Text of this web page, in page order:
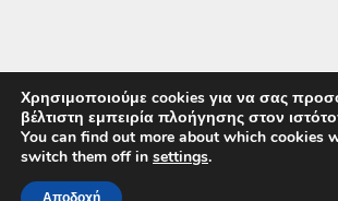
Copyright 2015 ACE Power Electronics - All
Χρησιμοποιούμε cookies για να σας
βέλτιστη εμπειρία πλοήγησης στον
You can find out more about which cookies
switch them off in settings.